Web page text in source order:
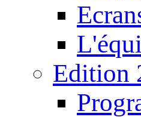
Edition